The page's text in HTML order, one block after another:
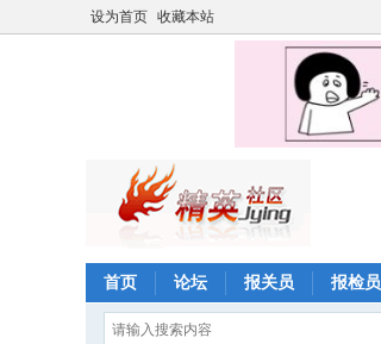
设为首页 收藏本站
首页 论坛 报关员 报检员